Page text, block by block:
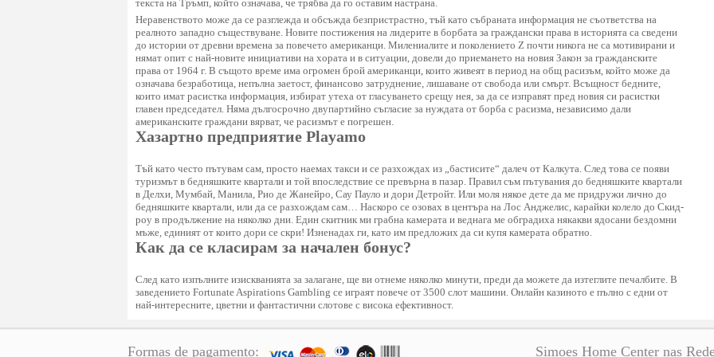
текста на Тръмп, който означава, че трябва да го оставим настрана.
Неравенството може да се разглежда и обсъжда безпристрастно, тъй като събраната информация не съответства на
реалното западно съществуване. Новите постижения на лидерите в борбата за граждански права в историята са сведени
до истории от древни времена за повечето американци. Милениалите и поколението Z почти никога не са мотивирани и
нямат опит с най-новите инициативи на хората и в ситуации, довели до приемането на новия Закон за гражданските
права от 1964 г. В същото време има огромен брой американци, които живеят в период на общ расизъм, който може да
означава безработица, непълна заетост, финансово затруднение, лишаване от свобода или смърт. Всъщност бедните,
които имат расистка информация, избират утеха от гласуването срещу нея, за да се изправят пред новия си расистки
главен председател. Няма дългосрочно двупартийно съгласие за нуждата от борба с расизма, независимо дали
американските граждани вярват, че расизмът е погрешен.
Хазартно предприятие Playamo
Тъй като често пътувам сам, просто наемах такси и се разхождах из „бастисите“ далеч от Калкута. След това се появи
туризмът в бедняшките квартали и той впоследствие се превърна в пазар. Правил съм пътувания до бедняшките квартали
в Делхи, Мумбай, Манила, Рио де Жанейро, Сау Пауло и дори Детройт. Или моля някое дете да ме придружи лично до
бедняшките квартали, или да се разхождам сам… Наскоро се озовах в центъра на Лос Анджелис, карайки колело до Скид-
роу в продължение на няколко дни. Един скитник ми грабна камерата и веднага ме обградиха някакви ядосани бездомни
мъже, единият от които дори се скри! Изненадах ги, като им предложих да си купя камерата обратно.
Как да се класирам за начален бонус?
След като изпълните изискванията за залагане, ще ви отнеме няколко минути, преди да можете да изтеглите печалбите. В
заведението Fortunate Aspirations Gambling се играят повече от 3500 слот машини. Онлайн казиното е пълно с едни от
най-интересните, цветни и фантастични слотове с висока ефективност.
Formas de pagamento: Simoes Home Center nas